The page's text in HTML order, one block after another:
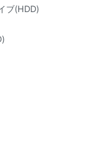
ブ(HDD)